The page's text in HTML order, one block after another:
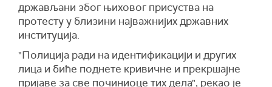
држављани због њиховог присуства на
протесту у близини најважнијих државних
институција.
"Полиција ради на идентификацији и других
лица и биће поднете кривичне и прекршајне
пријаве за све починиоце тих дела", рекао је